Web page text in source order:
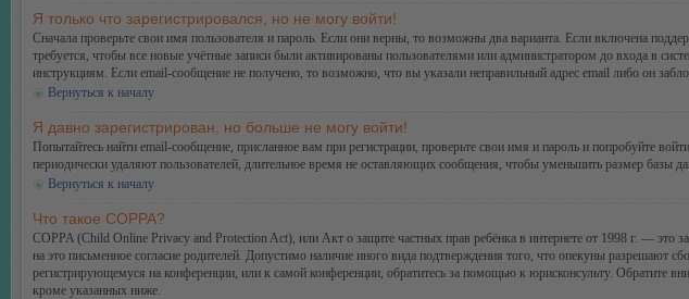
Я только что зарегистрировался, но не могу войти!
Сначала проверьте свои имя пользователя и пароль. Если они верны, то возможны два варианта. Если включена
требуется, чтобы все новые учётные записи были активированы пользователями или администратором до входа в
инструкциям. Если email-сообщение не получено, то возможно, что вы указали неправильный адрес email либо он
Вернуться к началу
Я давно зарегистрирован, но больше не могу войти!
Попытайтесь найти email-сообщение, присланное вам при регистрации, проверьте свои имя и пароль и попробуйте
периодически удаляют пользователей, длительное время не оставляющих сообщения, чтобы уменьшить размер базы
Вернуться к началу
Что такое COPPA?
COPPA (Child Online Privacy and Protection Act), или Акт о защите частных прав ребёнка в интернете от 1998 г. —
на это письменное согласие родителей. Допустимо наличие иного вида подтверждения того, что опекуны
регистрирующемуся на конференции, или к самой конференции, обратитесь за помощью к юрисконсульту. Обратите
кроме указанных ниже.